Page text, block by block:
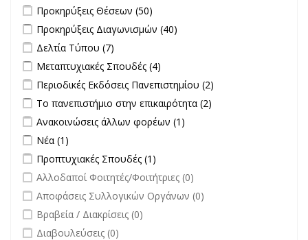
Apply Προκηρύξεις Θέσεων filter
Προκηρύξεις Θέσεων (50)
Apply Προκηρύξεις Διαγωνισμών filter
Προκηρύξεις Διαγωνισμών (40)
Apply Δελτία Τύπου filter
Δελτία Τύπου (7)
Apply Μεταπτυχιακές Σπουδές filter
Μεταπτυχιακές Σπουδές (4)
Apply Περιοδικές Εκδόσεις Πανεπιστημίου filter
Περιοδικές Εκδόσεις Πανεπιστημίου (2)
Apply Το πανεπιστήμιο στην επικαιρότητα filter
Το πανεπιστήμιο στην επικαιρότητα (2)
Apply Ανακοινώσεις άλλων φορέων filter
Ανακοινώσεις άλλων φορέων (1)
Apply Νέα filter
Νέα (1)
Apply Προπτυχιακές Σπουδές filter
Προπτυχιακές Σπουδές (1)
undefined
Αλλοδαποί Φοιτητές/Φοιτήτριες (0)
undefined
Αποφάσεις Συλλογικών Οργάνων (0)
undefined
Βραβεία / Διακρίσεις (0)
undefined
Διαβουλεύσεις (0)